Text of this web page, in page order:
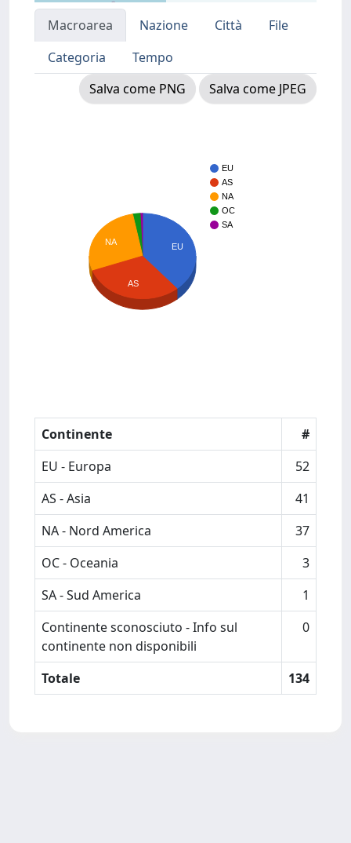
Macroarea Nazione Città
File
Categoria
Tempo
Salva come PNG
Salva come JPEG
EU
AS
NA
OC
SA
EU
NA
AS
Continente
#
EU - Europa
52
AS - Asia
41
NA - Nord America
37
OC - Oceania
3
SA - Sud America
1
Continente sconosciuto - Info sul
continente non disponibili
0
Totale 134